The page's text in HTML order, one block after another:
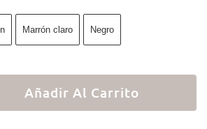
Marrón claro Negro
Añadir Al Carrito